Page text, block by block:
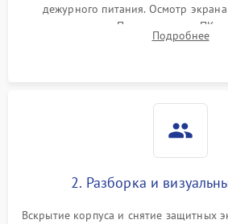
дежурного питания. Осмотр
повреждения. Подключение к ПК
изображения, работы подсветки и
Подробнее
2. Разборка и
Вскрытие корпуса и снятие защитных